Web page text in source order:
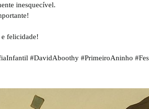
inesquecível.
e felicidade!
#DavidAboothy #PrimeiroAninho